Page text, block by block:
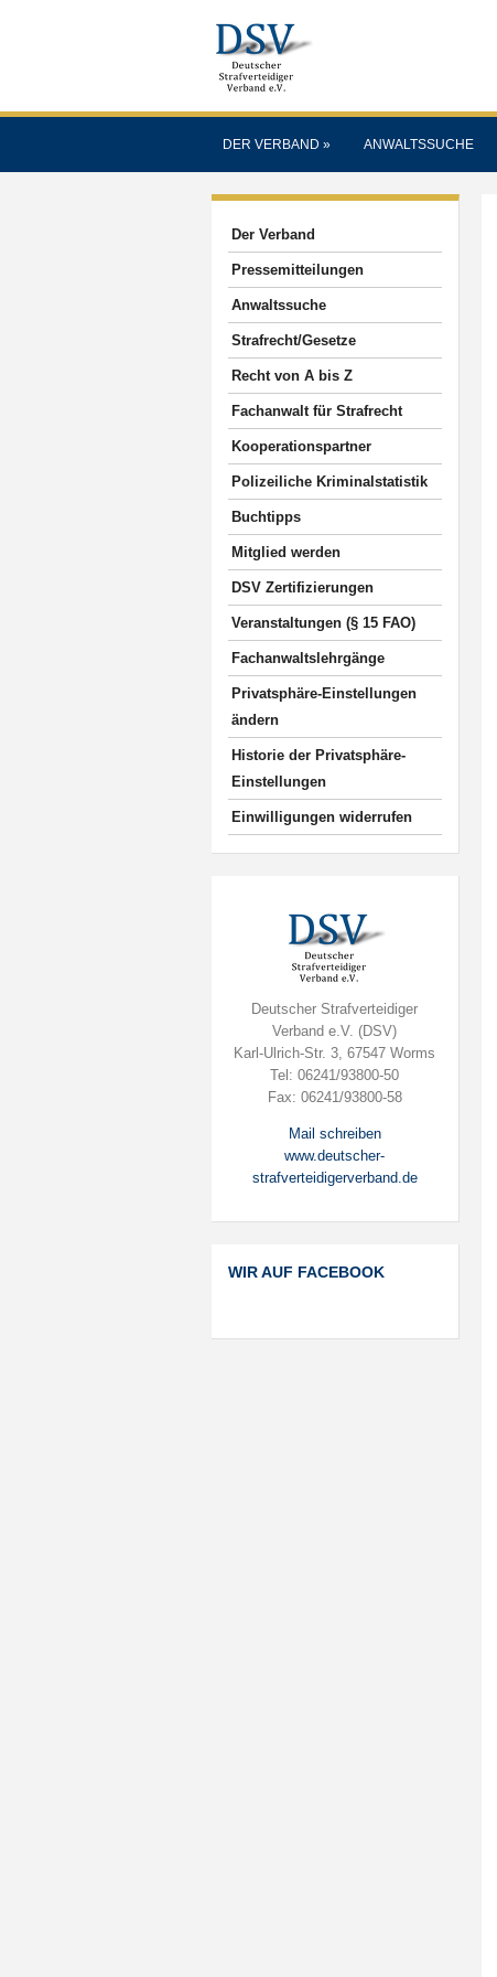
DER VERBAND » ANWALTSSUCHE
Der Verband
Pressemitteilungen
Anwaltssuche
Strafrecht/Gesetze
Recht von A bis Z
Fachanwalt für Strafrecht
Kooperationspartner
Polizeiliche Kriminalstatistik
Buchtipps
Mitglied werden
DSV Zertifizierungen
Veranstaltungen (§ 15 FAO)
Fachanwaltslehrgänge
Privatsphäre-Einstellungen
ändern
Historie der Privatsphäre-
Einstellungen
Einwilligungen widerrufen
Deutscher Strafverteidiger
Verband e.V. (DSV)
Karl-Ulrich-Str. 3, 67547 Worms
Tel: 06241/93800-50
Fax: 06241/93800-58
Mail schreiben
www.deutscher-
strafverteidigerverband.de
WIR AUF FACEBOOK